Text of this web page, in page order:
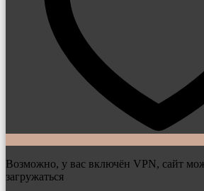
Возможно, у вас включён VPN, сайт
загружаться